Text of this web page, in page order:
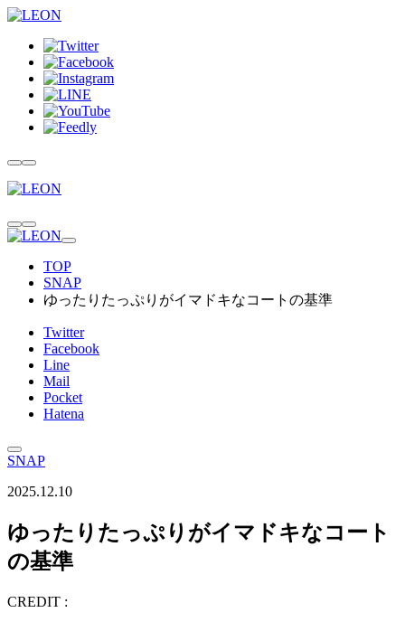
TOP
SNAP
ゆったりたっぷりがイマドキなコートの基準
Twitter
Facebook
Line
Mail
Pocket
Hatena
SNAP
2025.12.10
ゆったりたっぷりがイマドキなコート
の基準
CREDIT :